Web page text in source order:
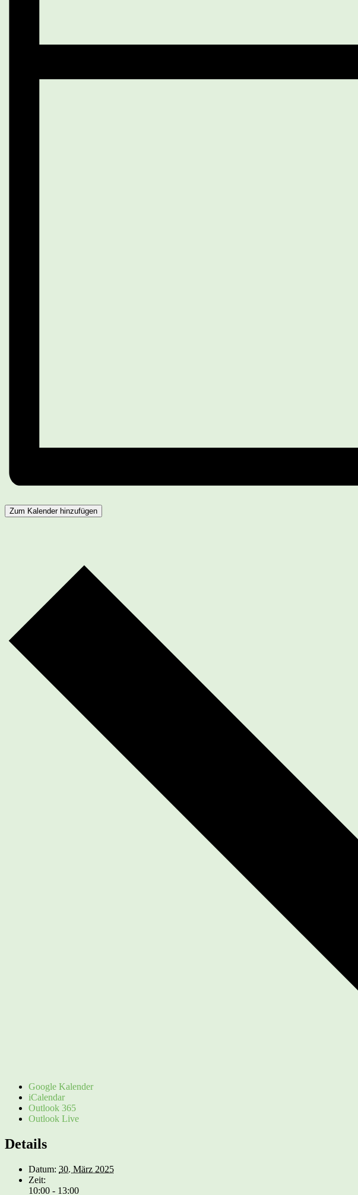
Zum Kalender hinzufügen
Google Kalender
iCalendar
Outlook 365
Outlook Live
Details
Datum: 30. März 2025
Zeit:
10:00 - 13:00